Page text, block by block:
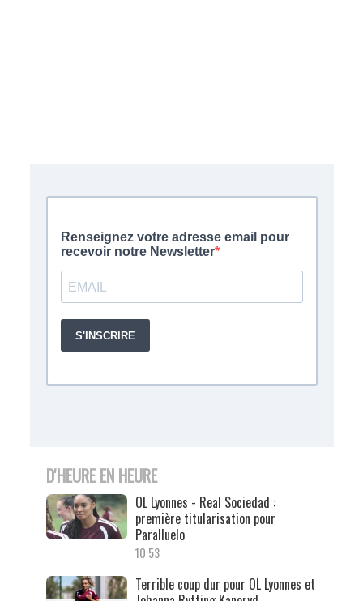
D'HEURE EN HEURE
OL Lyonnes - Real Sociedad :
première titularisation pour
Paralluelo
10:53
Terrible coup dur pour OL Lyonnes et